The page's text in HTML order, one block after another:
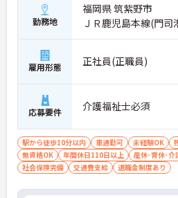
勤務地
福岡県 筑紫野市
ＪＲ鹿児島本線(門司
雇用形態 正社員(正職員)
応募要件 介護福祉士必須
駅から徒歩10分以内 車通勤可 未経験OK
無資格OK
年間休日110日以上
産休･育休･介
社会保険完備
交通費支給 退職金制度あり